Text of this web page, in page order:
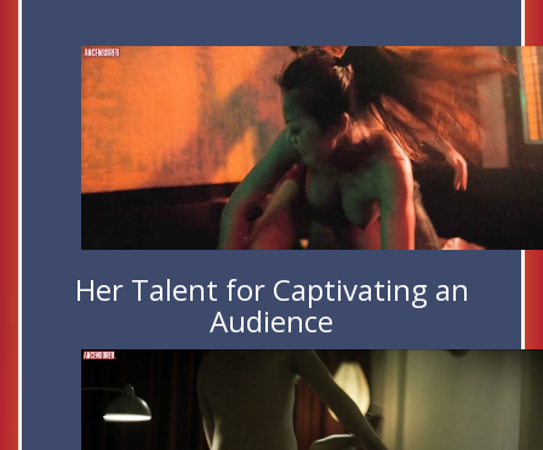
Her Talent for Captivating an
Audience